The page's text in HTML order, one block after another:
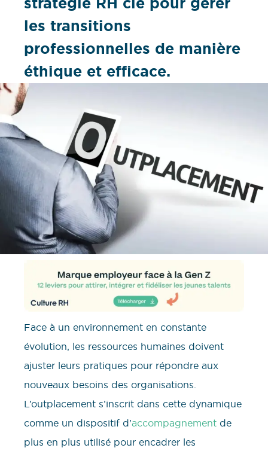
les transitions
professionnelles de manière
éthique et efficace.
Face à un environnement en constante
évolution, les ressources humaines doivent
ajuster leurs pratiques pour répondre aux
nouveaux besoins des organisations.
L’outplacement s’inscrit dans cette dynamique
comme un dispositif d’accompagnement de
plus en plus utilisé pour encadrer les